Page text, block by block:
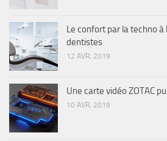
Le confort par la techno à
dentistes
12 AVR, 2019
Une carte vidéo ZOTAC
10 AVR, 2019